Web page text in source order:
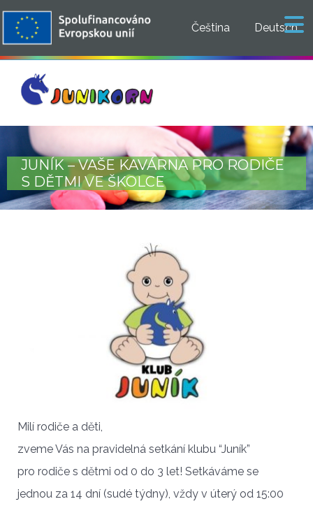
Čeština Deutsch
JUNÍK – VAŠE KAVÁRNA PRO RODIČE
S DĚTMI VE ŠKOLCE
Milí rodiče a děti,
zveme Vás na pravidelná setkání klubu “Juník”
pro rodiče s dětmi od 0 do 3 let! Setkáváme se
jednou za 14 dní (sudé týdny), vždy v úterý od 15:00